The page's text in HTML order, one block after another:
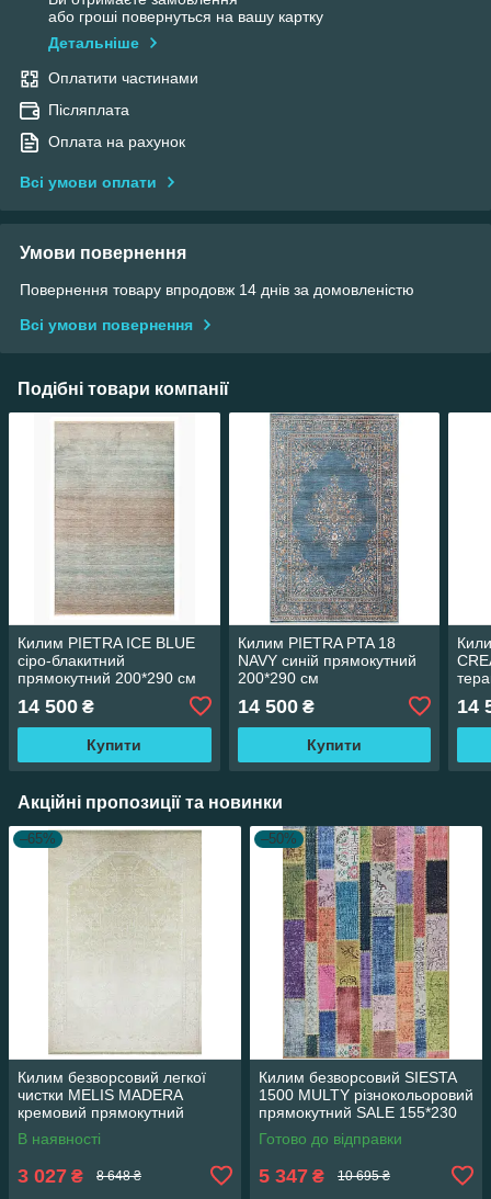
або гроші повернуться на вашу картку
Детальніше
Оплатити частинами
Післяплата
Оплата на рахунок
Всі умови оплати
Умови повернення
Повернення товару впродовж 14 днів за домовленістю
Всі умови повернення
Подібні товари компанії
Килим PIETRA ICE BLUE
сіро-блакитний
прямокутний 200*290 см
14 500 ₴
Купити
Килим PIETRA PTA 18
NAVY синій прямокутний
200*290 см
14 500₴
Купити
14
Акційні пропозиції та новинки
–65%
Килим безворсовий легкої
чистки MELIS MADERA
кремовий прямокутний
160*230 см
В наявності
3 027 ₴ 8 648 ₴
–50%
Килим безворсовий SIESTA
1500 MULTY різнокольоровий
прямокутний SALE 155*230
см
Готово до відправки
5 347 ₴ 10 695 ₴